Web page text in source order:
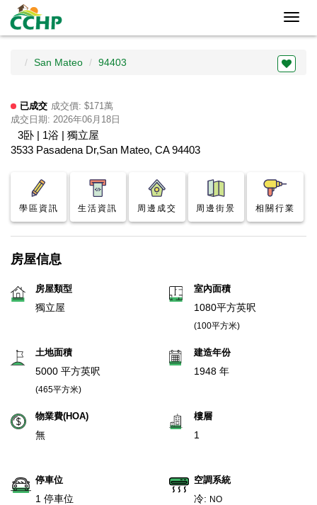
San Mateo 94403
已成交 成交價: $171萬
成交日期: 2026年06月18日
3卧 | 1浴 | 獨立屋
3533 Pasadena Dr,San Mateo, CA 94403
學區資訊 生活資訊 周邊成交 周邊街景 相關行業
房屋信息
房屋類型
獨立屋
室內面積
1080平方英呎
(100平方米)
土地面積
5000 平方英呎
(465平方米)
建造年份
1948 年
物業費(HOA)
無
樓層
1
停車位
1 停車位
空調系統
冷: NO